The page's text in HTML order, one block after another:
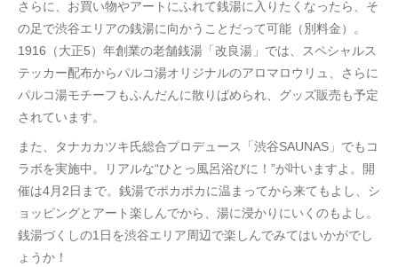
さらに、お買い物やアートにふれて銭湯に入りたくなったら、そ
の足で渋谷エリアの銭湯に向かうことだって可能（別料金）。
1916（大正5）年創業の老舗銭湯「改良湯」では、スペシャルス
テッカー配布からパルコ湯オリジナルのアロマロウリュ、さらに
パルコ湯モチーフもふんだんに散りばめられ、グッズ販売も予定
されています。
また、タナカカツキ氏総合プロデュース「渋谷SAUNAS」でもコ
ラボを実施中。リアルな“ひとっ風呂浴びに！”が叶いますよ。開
催は4月2日まで。銭湯でポカポカに温まってから来てもよし、シ
ョッピングとアート楽しんでから、湯に浸かりにいくのもよし。
銭湯づくしの1日を渋谷エリア周辺で楽しんでみてはいかがでし
ょうか！